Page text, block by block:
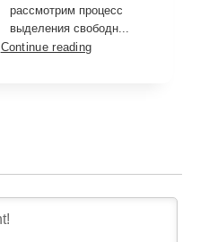
рассмотрим процесс
выделения свободн...
Continue reading